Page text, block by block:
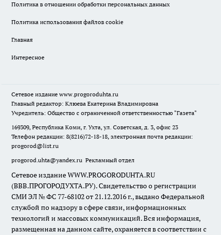
Политика в отношении обработки персональных данных
Политика использования файлов cookie
Главная
Интересное
Сетевое издание www.progoroduhta.ru
Главный редактор: Клюева Екатерина Владимировна
Учредитель: Общество с ограниченной ответственностью "Газета"
169309, Республика Коми, г. Ухта, ул. Советская, д. 3, офис 23
Телефон редакции: 8(8216)72-18-18, электронная почта редакции:
progorod@list.ru
progorod.uhta@yandex.ru Рекламный отдел
Сетевое издание WWW.PROGORODUHTA.RU
(ВВВ.ПРОГОРОДУХТА.РУ). Свидетельство о регистрации
СМИ ЭЛ № ФС 77-68102 от 21.12.2016 г., выдано Федеральной
службой по надзору в сфере связи, информационных
технологий и массовых коммуникаций. Вся информация,
размещенная на данном сайте, охраняется в соответствии с